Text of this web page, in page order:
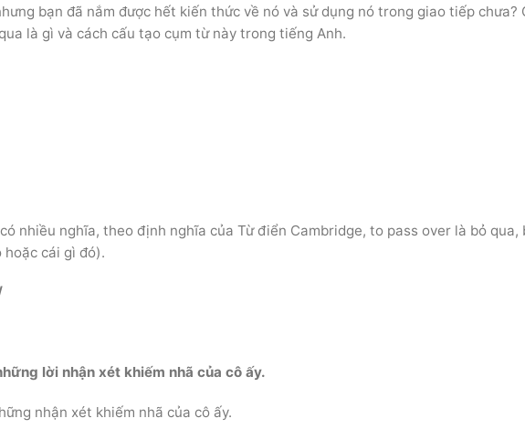
bạn đã nắm được hết kiến ​​thức về nó và sử dụng nó trong giao tiếp chưa?
là gì và cách cấu tạo cụm từ này trong tiếng Anh.
nhiều nghĩa, theo định nghĩa của Từ điển Cambridge, to pass over là bỏ qua,
hoặc cái gì đó).
lời nhận xét khiếm nhã của cô ấy.
nhận xét khiếm nhã của cô ấy.